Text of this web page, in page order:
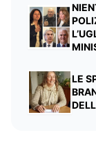
LE